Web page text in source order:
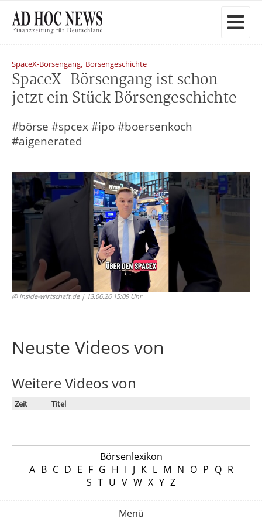
SpaceX-Börsengang, Börsengeschichte
SpaceX-Börsengang ist schon
jetzt ein Stück Börsengeschichte
#börse #spcex #ipo #boersenkoch
#aigenerated
@ inside-wirtschaft.de| 13.06.26 15:09 Uhr
Neuste Videos von
Weitere Videos von
Zeit Titel
Börsenlexikon
A B C D E F G H I J K L M N O P Q R
S T U V W X Y Z
Menü